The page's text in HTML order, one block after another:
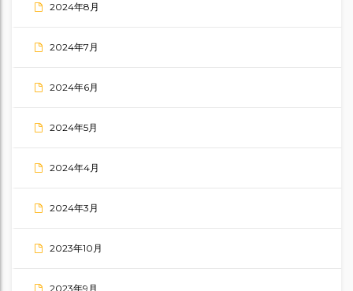
2024年8月
2024年7月
2024年6月
2024年5月
2024年4月
2024年3月
2023年10月
2023年9月